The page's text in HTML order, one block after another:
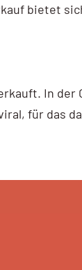
bietet
In
für das